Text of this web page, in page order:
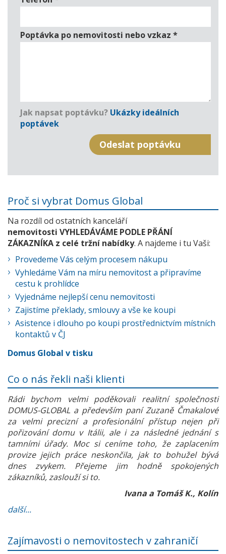
Poptávka po nemovitosti nebo vzkaz *
Jak napsat poptávku? Ukázky ideálních
poptávek
Proč si vybrat Domus Global
Na rozdíl od ostatních kanceláří
nemovitosti VYHLEDÁVÁME PODLE PŘÁNÍ
ZÁKAZNÍKA z celé tržní nabídky. A najdeme i tu Vaši:
Provedeme Vás celým procesem nákupu
Vyhledáme Vám na míru nemovitost a připravíme
cestu k prohlídce
Vyjednáme nejlepší cenu nemovitosti
Zajistíme překlady, smlouvy a vše ke koupi
Asistence i dlouho po koupi prostřednictvím místních
kontaktů v ČJ
Domus Global v tisku
Co o nás řekli naši klienti
Rádi bychom velmi poděkovali realitní společnosti
DOMUS-GLOBAL a především paní Zuzaně Čmakalové
za velmi precizní a profesionální přístup nejen při
pořizování domu v Itálii, ale i za následné jednání s
tamními úřady. Moc si ceníme toho, že zaplacením
provize jejich práce neskončila, jak to bohužel bývá
dnes zvykem. Přejeme jim hodně spokojených
zákazníků, zaslouží si to.
Ivana a Tomáš K., Kolín
další...
Zajímavosti o nemovitostech v zahraničí